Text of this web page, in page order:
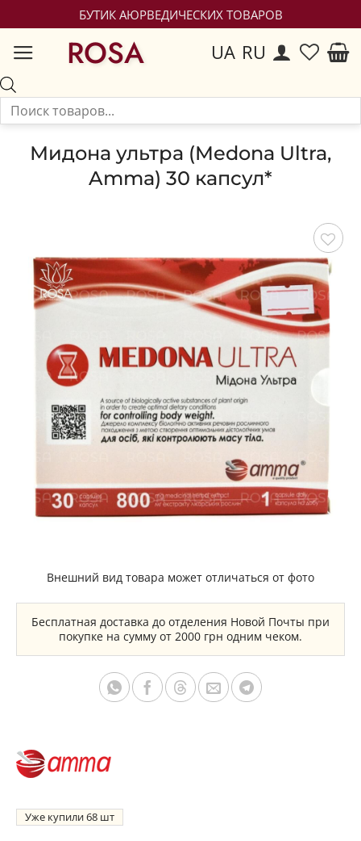
БУТИК АЮРВЕДИЧЕСКИХ ТОВАРОВ
ROSA UA RU
Мидона ультра (Medona Ultra,
Amma) 30 капсул*
Сохранить
Внешний вид товара может отличаться от фото
Бесплатная доставка до отделения Новой Почты при
покупке на сумму от 2000 грн одним чеком.
Уже купили68